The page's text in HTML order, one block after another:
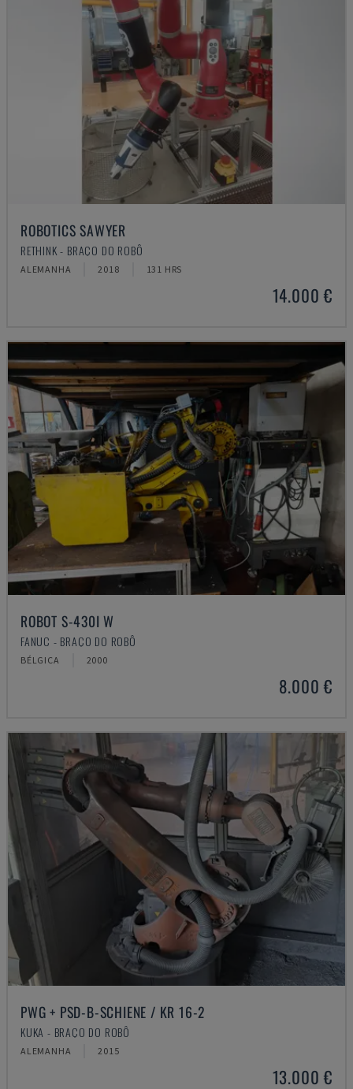
ROBOTICS SAWYER
RETHINK - BRAÇO DO ROBÔ
ALEMANHA 2018 131 HRS
14.000 €
ROBOT S-430I W
FANUC - BRAÇO DO ROBÔ
BÉLGICA 2000
8.000 €
PWG + PSD-B-SCHIENE / KR 16-2
KUKA - BRAÇO DO ROBÔ
ALEMANHA 2015
13.000 €